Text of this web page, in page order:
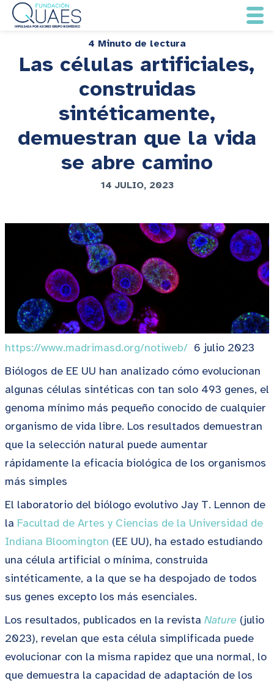
4 Minuto de lectura
Las células artificiales,
construidas
sintéticamente,
demuestran que la vida
se abre camino
14 JULIO, 2023
https://www.madrimasd.org/notiweb/ 6 julio 2023
Biólogos de EE UU han analizado cómo evolucionan
algunas células sintéticas con tan solo 493 genes, el
genoma mínimo más pequeño conocido de cualquier
organismo de vida libre. Los resultados demuestran
que la selección natural puede aumentar
rápidamente la eficacia biológica de los organismos
más simples
El laboratorio del biólogo evolutivo Jay T. Lennon de
la Facultad de Artes y Ciencias de la Universidad de
Indiana Bloomington (EE UU), ha estado estudiando
una célula artificial o mínima, construida
sintéticamente, a la que se ha despojado de todos
sus genes excepto los más esenciales.
Los resultados, publicados en la revista Nature (julio
2023), revelan que esta célula simplificada puede
evolucionar con la misma rapidez que una normal, lo
que demuestra la capacidad de adaptación de los